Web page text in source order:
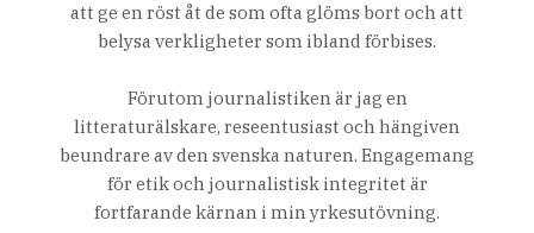
att ge en röst åt de som ofta glöms bort och att
belysa verkligheter som ibland förbises.
Förutom journalistiken är jag en
litteraturälskare, reseentusiast och hängiven
beundrare av den svenska naturen. Engagemang
för etik och journalistisk integritet är
fortfarande kärnan i min yrkesutövning.